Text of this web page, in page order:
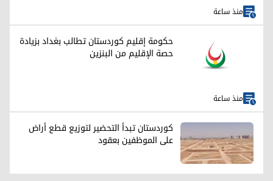
منذ ساعة
حكومة إقليم كوردستان تطالب بغداد بزيادة
حصة الإقليم من البنزين
منذ ساعة
كوردستان تبدأ التحضير لتوزيع قطع أراض
على الموظفين بعقود